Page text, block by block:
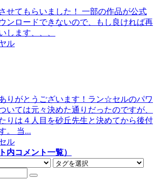
せてもらいました！ 一部の作品が公式
ンロードできないので、もし良ければ再
します、、、
ル
りがとうございます！ラン☆セルのパワ
いては元々決めた通りだったのですが、
りは４人目を砂丘先生と決めてから後付
。 当...
ル
内コメント一覧）